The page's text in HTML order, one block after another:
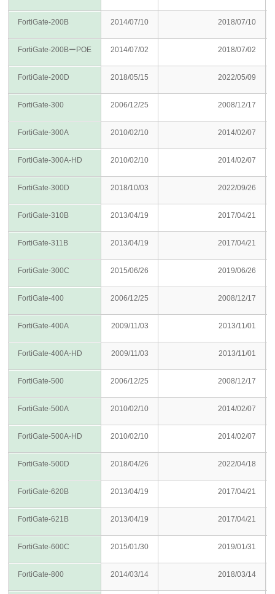
FortiGate-200B 2014/07/10 2018/07/10
FortiGate-200BーPOE 2014/07/02 2018/07/02
FortiGate-200D 2018/05/15 2022/05/09
FortiGate-300 2006/12/25 2008/12/17
FortiGate-300A 2010/02/10 2014/02/07
FortiGate-300A-HD 2010/02/10 2014/02/07
FortiGate-300D 2018/10/03 2022/09/26
FortiGate-310B 2013/04/19 2017/04/21
FortiGate-311B 2013/04/19 2017/04/21
FortiGate-300C 2015/06/26 2019/06/26
FortiGate-400 2006/12/25 2008/12/17
FortiGate-400A 2009/11/03 2013/11/01
FortiGate-400A-HD 2009/11/03 2013/11/01
FortiGate-500 2006/12/25 2008/12/17
FortiGate-500A 2010/02/10 2014/02/07
FortiGate-500A-HD 2010/02/10 2014/02/07
FortiGate-500D 2018/04/26 2022/04/18
FortiGate-620B 2013/04/19 2017/04/21
FortiGate-621B 2013/04/19 2017/04/21
FortiGate-600C 2015/01/30 2019/01/31
FortiGate-800 2014/03/14 2018/03/14